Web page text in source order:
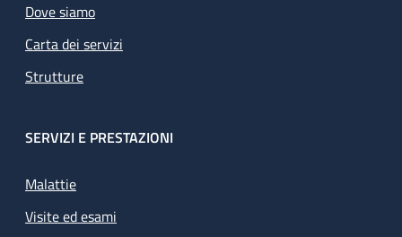
Dove siamo
Carta dei servizi
Strutture
SERVIZI E PRESTAZIONI
Malattie
Visite ed esami